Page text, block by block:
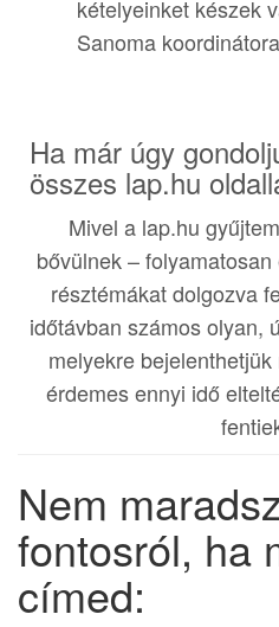
kételyeinket készek
Sanoma
Ha már úgy
összes lap.hu
Mivel a lap.hu
bővülnek –
résztémákat dolgozva
időtávban számos olyan,
melyekre
érdemes ennyi idő
Nem
fontosról, ha
címed: